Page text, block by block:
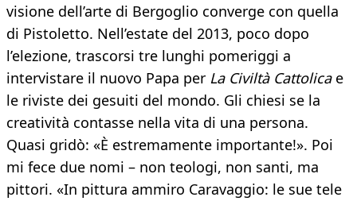
visione dell’arte di Bergoglio converge con quella
di Pistoletto. Nell’estate del 2013, poco dopo
l’elezione, trascorsi tre lunghi pomeriggi a
intervistare il nuovo Papa per La Civiltà Cattolicae
le riviste dei gesuiti del mondo. Gli chiesi se la
creatività contasse nella vita di una persona.
Quasi gridò: «È estremamente importante!». Poi
mi fece due nomi – non teologi, non santi, ma
pittori. «In pittura ammiro Caravaggio: le sue tele